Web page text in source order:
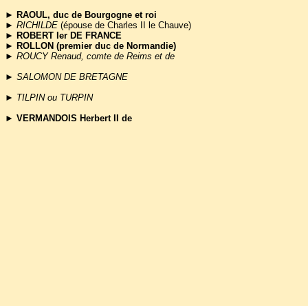
► RAOUL, duc de Bourgogne et roi
► RICHILDE (épouse de Charles II le Chauve)
► ROBERT Ier DE FRANCE
► ROLLON (premier duc de Normandie)
► ROUCY Renaud, comte de Reims et de
► SALOMON DE BRETAGNE
► TILPIN ou TURPIN
► VERMANDOIS Herbert II de